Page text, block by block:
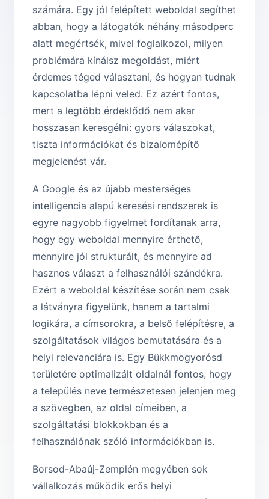
számára. Egy jól felépített weboldal segíthet
abban, hogy a látogatók néhány másodperc
alatt megértsék, mivel foglalkozol, milyen
problémára kínálsz megoldást, miért
érdemes téged választani, és hogyan tudnak
kapcsolatba lépni veled. Ez azért fontos,
mert a legtöbb érdeklődő nem akar
hosszasan keresgélni: gyors válaszokat,
tiszta információkat és bizalomépítő
megjelenést vár.
A Google és az újabb mesterséges
intelligencia alapú keresési rendszerek is
egyre nagyobb figyelmet fordítanak arra,
hogy egy weboldal mennyire érthető,
mennyire jól strukturált, és mennyire ad
hasznos választ a felhasználói szándékra.
Ezért a weboldal készítése során nem csak
a látványra figyelünk, hanem a tartalmi
logikára, a címsorokra, a belső felépítésre, a
szolgáltatások világos bemutatására és a
helyi relevanciára is. Egy Bükkmogyorósd
területére optimalizált oldalnál fontos, hogy
a település neve természetesen jelenjen meg
a szövegben, az oldal címeiben, a
szolgáltatási blokkokban és a
felhasználónak szóló információkban is.
Borsod-Abaúj-Zemplén megyében sok
vállalkozás működik erős helyi